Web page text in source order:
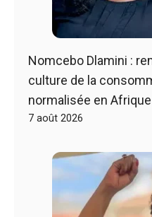
Nomcebo Dlamini :
culture de la
normalisée en
7 août 2026